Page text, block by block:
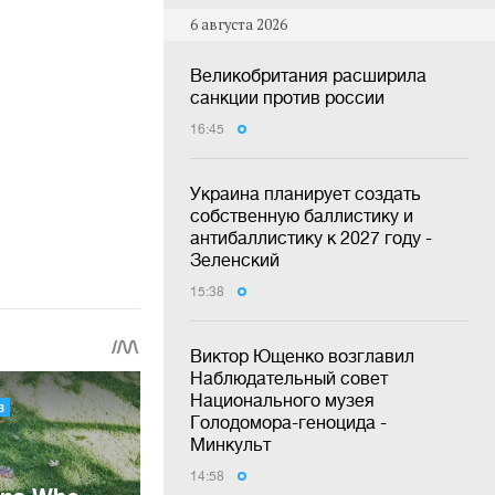
6 августа 2026
Великобритания расширила
санкции против россии
16:45
Украина планирует создать
собственную баллистику и
антибаллистику к 2027 году -
Зеленский
15:38
Виктор Ющенко возглавил
Наблюдательный совет
Национального музея
Голодомора-геноцида -
Минкульт
14:58